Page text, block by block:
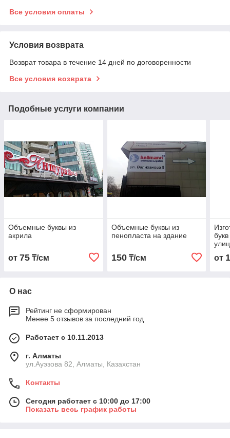
Все условия оплаты
Условия возврата
Возврат товара в течение 14 дней по договоренности
Все условия возврата
Подобные услуги компании
Объемные буквы из
акрила
от 75 ₸/см
Объемные буквы из
пенопласта на здание
150₸/см от
О нас
Рейтинг не сформирован
Менее 5 отзывов за последний год
Работает с 10.11.2013
г. Алматы
ул.Ауэзова 82, Алматы, Казахстан
Контакты
Сегодня работает с 10:00 до 17:00
Показать весь график работы